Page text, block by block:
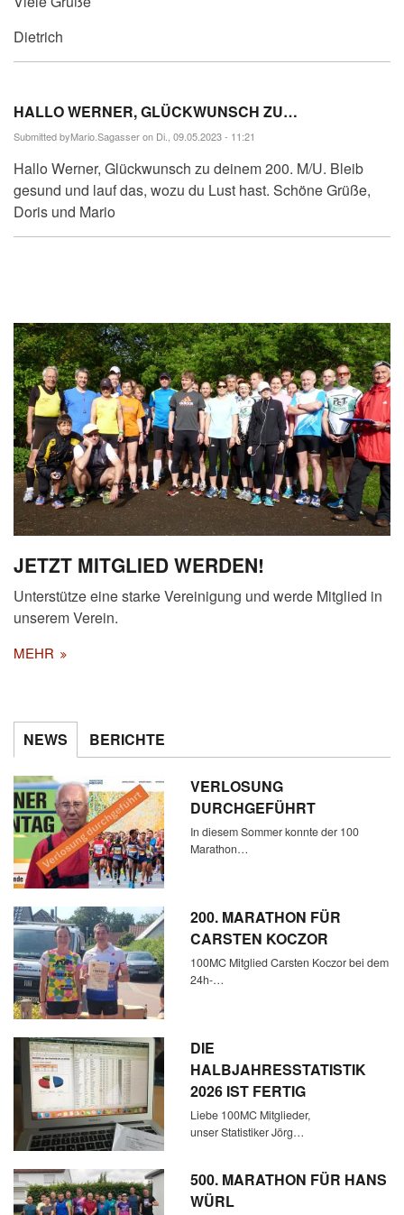
Dietrich
HALLO WERNER, GLÜCKWUNSCH ZU…
Submitted byMario.Sagasseron Di., 09.05.2023 - 11:21
Hallo Werner, Glückwunsch zu deinem 200. M/U. Bleib
gesund und lauf das, wozu du Lust hast. Schöne Grüße,
Doris und Mario
JETZT MITGLIED WERDEN!
Unterstütze eine starke Vereinigung und werde Mitglied in
unserem Verein.
MEHR
NEWS BERICHTE
VERLOSUNG
DURCHGEFÜHRT
In diesem Sommer konnte der 100
Marathon…
200. MARATHON FÜR
CARSTEN KOCZOR
100MC Mitglied Carsten Koczor bei dem
24h-…
DIE
HALBJAHRESSTATISTIK
2026 IST FERTIG
Liebe 100MC Mitglieder,
unser Statistiker Jörg…
500. MARATHON FÜR HANS
WÜRL